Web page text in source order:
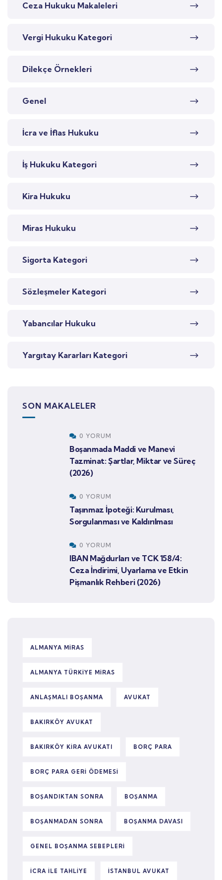
Ceza Hukuku Makaleleri
Vergi Hukuku Kategori
Dilekçe Örnekleri
Genel
İcra ve İflas Hukuku
İş Hukuku Kategori
Kira Hukuku
Miras Hukuku
Sigorta Kategori
Sözleşmeler Kategori
Yabancılar Hukuku
Yargıtay Kararları Kategori
SON MAKALELER
0 YORUM
Boşanmada Maddi ve Manevi
Tazminat: Şartlar, Miktar ve Süreç
(2026)
0 YORUM
Taşınmaz İpoteği: Kurulması,
Sorgulanması ve Kaldırılması
0 YORUM
IBAN Mağdurları ve TCK 158/4:
Ceza İndirimi, Uyarlama ve Etkin
Pişmanlık Rehberi (2026)
ALMANYA MIRAS
ALMANYA TÜRKIYE MIRAS
ANLAŞMALI BOŞANMA AVUKAT
BAKIRKÖY AVUKAT
BAKIRKÖY KIRA AVUKATI BORÇ PARA
BORÇ PARA GERI ÖDEMESI
BOŞANDIKTAN SONRA BOŞANMA
BOŞANMADAN SONRA BOŞANMA DAVASI
GENEL BOŞANMA SEBEPLERI
ICRA ILE TAHLIYE ISTANBUL AVUKAT